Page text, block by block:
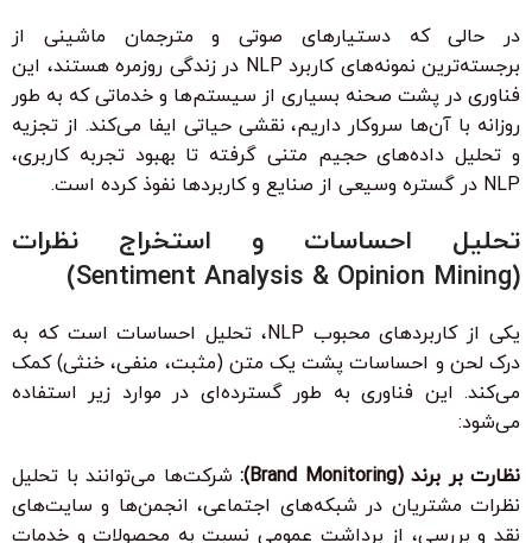
در حالی که دستیارهای صوتی و مترجمان ماشینی از
برجسته‌ترین نمونه‌های کاربرد NLP در زندگی روزمره هستند، این
فناوری در پشت صحنه بسیاری از سیستم‌ها و خدماتی که به طور
روزانه با آن‌ها سروکار داریم، نقشی حیاتی ایفا می‌کند. از تجزیه
و تحلیل داده‌های حجیم متنی گرفته تا بهبود تجربه کاربری،
NLP در گستره وسیعی از صنایع و کاربردها نفوذ کرده است.
تحلیل احساسات و استخراج نظرات
(Sentiment Analysis & Opinion Mining)
یکی از کاربردهای محبوب NLP، تحلیل احساسات است که به
درک لحن و احساسات پشت یک متن (مثبت، منفی، خنثی) کمک
می‌کند. این فناوری به طور گسترده‌ای در موارد زیر استفاده
می‌شود:
نظارت بر برند (Brand Monitoring):
شرکت‌ها می‌توانند با تحلیل
نظرات مشتریان در شبکه‌های اجتماعی، انجمن‌ها و سایت‌های
نقد و بررسی، از برداشت عمومی نسبت به محصولات و خدمات